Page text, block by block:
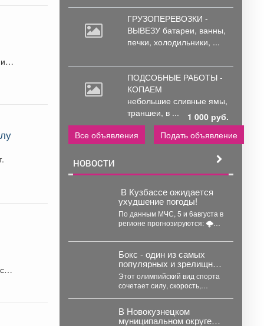
ГРУЗОПЕРЕВОЗКИ -
ВЫВЕЗУ батареи, ванны,
печки, холодильники, ...
ПОДСОБНЫЕ РАБОТЫ -
КОПАЕМ
небольшие сливные ямы,
траншеи, в ...
1 000 руб.
Все объявления
Подать объявление
НОВОСТИ
️ В Кузбассе ожидается
ухудшение погоды!
По данным МЧС, 5 и 6августа в
регионе прогнозируются: 🌩
Бокс - один из самых
популярных и зрелищных
видов единоборств,
история которого
насчитывает не одно
столетие.
Этот олимпийский вид спорта
сочетает силу, скорость,
В Новокузнецком
муниципальном округе